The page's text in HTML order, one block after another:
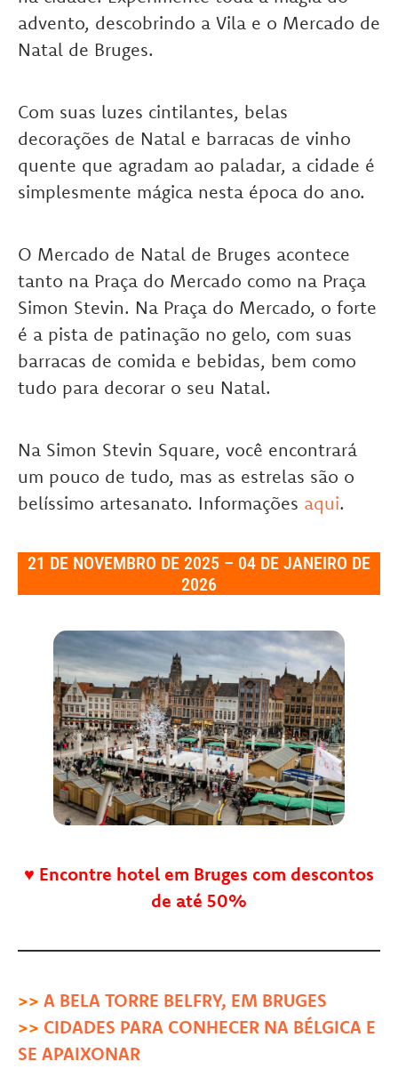
advento, descobrindo a Vila e o Mercado de
Natal de Bruges.
Com suas luzes cintilantes, belas
decorações de Natal e barracas de vinho
quente que agradam ao paladar, a cidade é
simplesmente mágica nesta época do ano.
O Mercado de Natal de Bruges acontece
tanto na Praça do Mercado como na Praça
Simon Stevin. Na Praça do Mercado, o forte
é a pista de patinação no gelo, com suas
barracas de comida e bebidas, bem como
tudo para decorar o seu Natal.
Na Simon Stevin Square, você encontrará
um pouco de tudo, mas as estrelas são o
belíssimo artesanato. Informações aqui.
21 DE NOVEMBRO DE 2025 – 04 DE JANEIRO DE
2026
♥ Encontre hotel em Bruges com descontos
de até 50%
>> A BELA TORRE BELFRY, EM BRUGES
>> CIDADES PARA CONHECER NA BÉLGICA E
SE APAIXONAR